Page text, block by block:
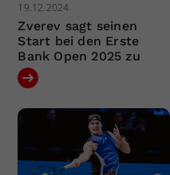
19.12.2024
Zverev sagt seinen
Start bei den Erste
Bank Open 2025 zu